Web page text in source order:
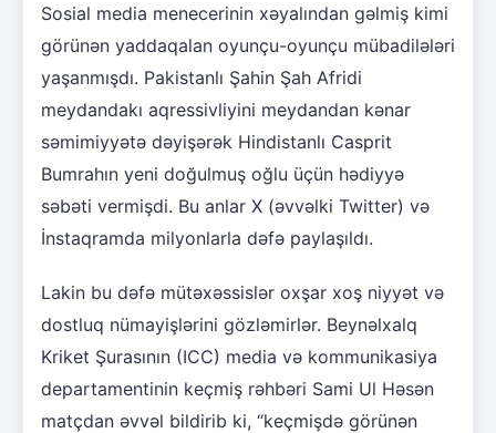
Sosial media menecerinin xəyalından gəlmiş kimi
görünən yaddaqalan oyunçu-oyunçu mübadilələri
yaşanmışdı. Pakistanlı Şahin Şah Afridi
meydandakı aqressivliyini meydandan kənar
səmimiyyətə dəyişərək Hindistanlı Casprit
Bumrahın yeni doğulmuş oğlu üçün hədiyyə
səbəti vermişdi. Bu anlar X (əvvəlki Twitter) və
İnstaqramda milyonlarla dəfə paylaşıldı.
Lakin bu dəfə mütəxəssislər oxşar xoş niyyət və
dostluq nümayişlərini gözləmirlər. Beynəlxalq
Kriket Şurasının (ICC) media və kommunikasiya
departamentinin keçmiş rəhbəri Sami Ul Həsən
matçdan əvvəl bildirib ki, “keçmişdə görünən